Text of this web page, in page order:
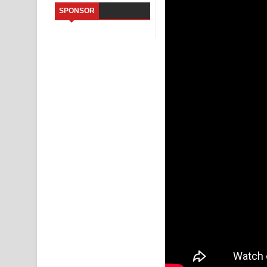
Saddeta Denna Song Lyrics - සද්දෙට දෙන්න ගීතයේ
SPONSOR